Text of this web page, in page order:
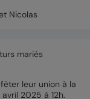
Nicolas
mariés
leur union à la
2025 à 12h.